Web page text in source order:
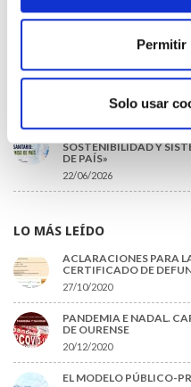
Permitir
Solo usar
URGENCIAS DEL CHUO
COLEGIADAS/OS EN
03/07/2026
SOSTENIBILIDAD Y
DE PAÍS»
22/06/2026
LO MÁS LEÍDO
ACLARACIONES PARA
CERTIFICADO DE
27/10/2020
PANDEMIA E NADAL.
DE OURENSE
20/12/2020
EL MODELO PÚBLICO-